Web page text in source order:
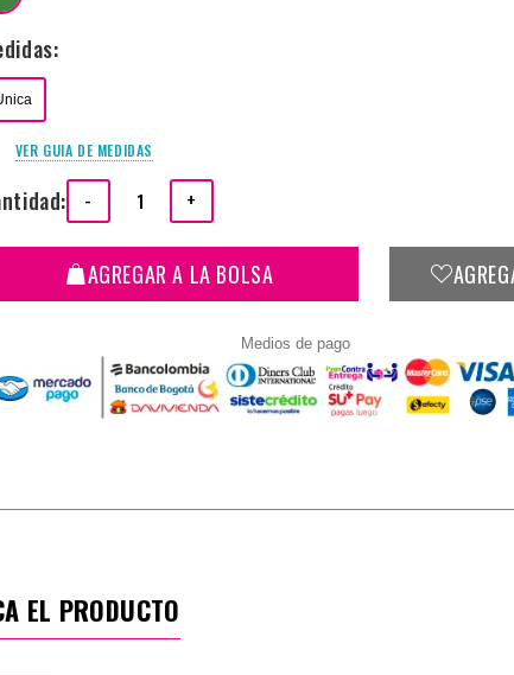
VER GUIA DE MEDIDAS
- +
AGREGAR A LA BOLSA
Medios de pago
EL PRODUCTO